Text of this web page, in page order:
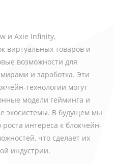
и Axie Infinity,
виртуальных товаров и
возможности для
и заработка. Эти
технологии могут
модели гейминга и
экосистемы. В будущем мы
интереса к блокчейн-
что сделает их
индустрии.